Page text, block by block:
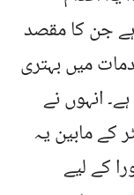
جن کا مقصد
میں بہتری
انہوں نے
کے مابین یہ
کے لیے